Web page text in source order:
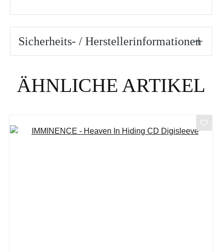
Sicherheits- / Herstellerinformationen
ÄHNLICHE ARTIKEL